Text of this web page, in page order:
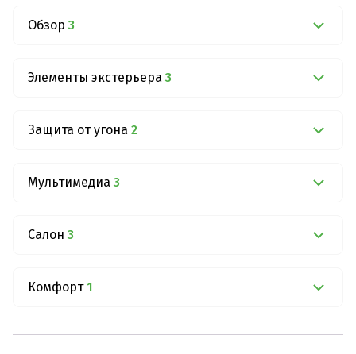
Обзор 3
Элементы экстерьера 3
Защита от угона 2
Мультимедиа 3
Салон 3
Комфорт 1